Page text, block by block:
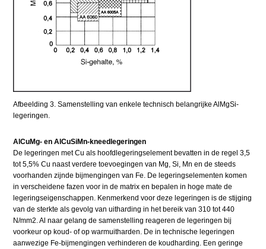
Afbeelding 3. Samenstelling van enkele technisch belangrijke AlMgSi-
legeringen.
AlCuMg- en AlCuSiMn-kneedlegeringen
De legeringen met Cu als hoofdlegeringselement bevatten in de regel 3,5
tot 5,5% Cu naast verdere toevoegingen van Mg, Si, Mn en de steeds
voorhanden zijnde bijmengingen van Fe. De legeringselementen komen
in verscheidene fazen voor in de matrix en bepalen in hoge mate de
legeringseigenschappen. Kenmerkend voor deze legeringen is de stijging
van de sterkte als gevolg van uitharding in het bereik van 310 tot 440
N/mm2. Al naar gelang de samenstelling reageren de legeringen bij
voorkeur op koud- of op warmuitharden. De in technische legeringen
aanwezige Fe-bijmengingen verhinderen de koudharding. Een geringe